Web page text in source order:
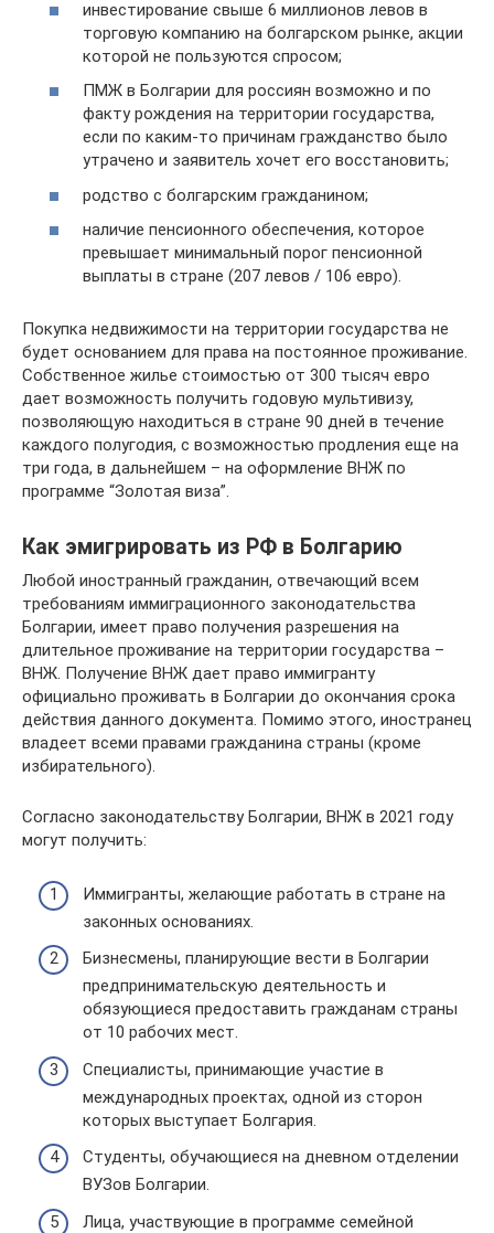
инвестирование свыше 6 миллионов левов в
торговую компанию на болгарском рынке, акции
которой не пользуются спросом;
ПМЖ в Болгарии для россиян возможно и по
факту рождения на территории государства,
если по каким-то причинам гражданство было
утрачено и заявитель хочет его восстановить;
родство с болгарским гражданином;
наличие пенсионного обеспечения, которое
превышает минимальный порог пенсионной
выплаты в стране (207 левов / 106 евро).
Покупка недвижимости на территории государства не
будет основанием для права на постоянное проживание.
Собственное жилье стоимостью от 300 тысяч евро
дает возможность получить годовую мультивизу,
позволяющую находиться в стране 90 дней в течение
каждого полугодия, с возможностью продления еще на
три года, в дальнейшем – на оформление ВНЖ по
программе “Золотая виза”.
Как эмигрировать из РФ в Болгарию
Любой иностранный гражданин, отвечающий всем
требованиям иммиграционного законодательства
Болгарии, имеет право получения разрешения на
длительное проживание на территории государства –
ВНЖ. Получение ВНЖ дает право иммигранту
официально проживать в Болгарии до окончания срока
действия данного документа. Помимо этого, иностранец
владеет всеми правами гражданина страны (кроме
избирательного).
Согласно законодательству Болгарии, ВНЖ в 2021 году
могут получить:
Иммигранты, желающие работать в стране на
законных основаниях.
Бизнесмены, планирующие вести в Болгарии
предпринимательскую деятельность и
обязующиеся предоставить гражданам страны
от 10 рабочих мест.
Специалисты, принимающие участие в
международных проектах, одной из сторон
которых выступает Болгария.
Студенты, обучающиеся на дневном отделении
ВУЗов Болгарии.
Лица, участвующие в программе семейной